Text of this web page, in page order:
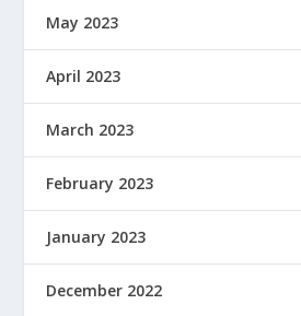
May 2023
April 2023
March 2023
February 2023
January 2023
December 2022